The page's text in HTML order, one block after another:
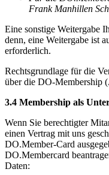
Frank Manhillen
Eine sonstige Weitergabe
denn, eine Weitergabe ist
erforderlich.
Rechtsgrundlage für die
über die DO-Membership
3.4 Membership als
Wenn Sie berechtigter
einen Vertrag mit uns
DO.Member-Card
DO.Membercard
Daten: